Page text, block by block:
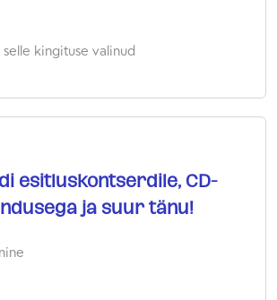
kingituse valinud
esitluskontserdile, CD-
ja suur tänu!